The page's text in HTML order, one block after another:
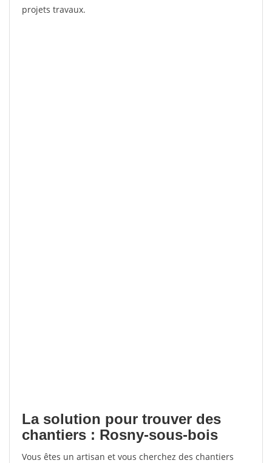
projets travaux.
La solution pour trouver des
chantiers : Rosny-sous-bois
Vous êtes un artisan et vous cherchez des chantiers